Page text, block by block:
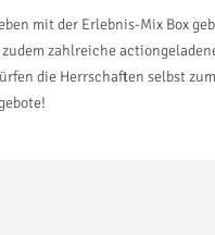
mit der Erlebnis-Mix Box
zahlreiche
die Herrschaften selbst